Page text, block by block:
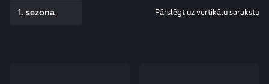
1. sezona Pārslēgt uz vertikālu sarakstu